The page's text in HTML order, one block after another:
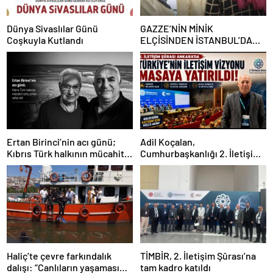
Dünya Sivaslılar Günü
Coşkuyla Kutlandı
GAZZE’NİN MİNİK
ELÇİSİNDEN İSTANBUL’DA
DUYGUSAL MESAJ: “BURASI
BENİM İKİNCİ EVİM”
Ertan Birinci’nin acı günü;
Kıbrıs Türk halkının mücahit
ruhlu çınarı vefat etti
Adil Koçalan,
Cumhurbaşkanlığı 2. İletişim
Şûrası’na Katıldı
Haliç’te çevre farkındalık
dalışı: “Canlıların yaşaması
TİMBİR, 2. İletişim Şûrası’na
tam kadro katıldı